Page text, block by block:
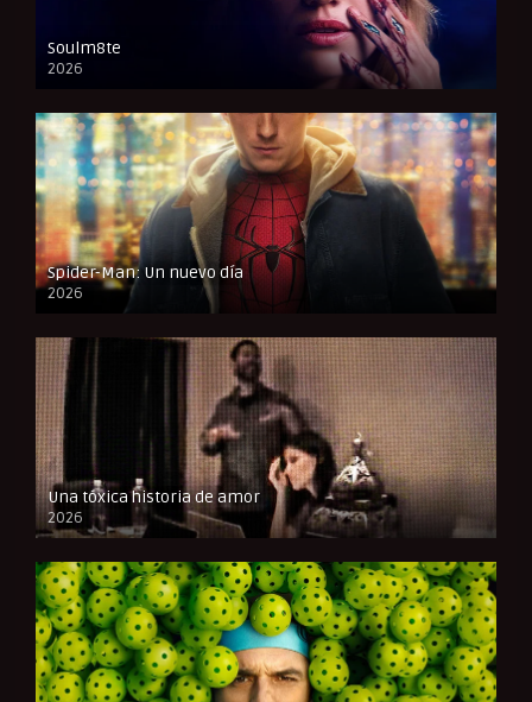
Soulm8te
2026
FULL HD
Spider-Man: Un nuevo día
2026
CAM
Una tóxica historia de amor
2026
FULL HD